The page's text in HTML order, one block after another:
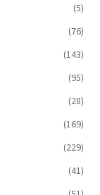
(5)
(76)
(143)
(95)
(28)
(169)
(229)
(41)